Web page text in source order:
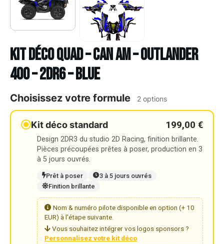
Kit déco Quad – CAN AM – OUTLANDER
400 – 2DR6 – BLUE
Choisissez votre formule 2 options
Kit déco standard 199,00 €
Design 2DR3 du studio 2D Racing, finition brillante.
Pièces précoupées prêtes à poser, production en 3
à 5 jours ouvrés.
Prêt à poser
3 à 5 jours ouvrés
Finition brillante
Nom & numéro pilote disponible en option (+ 10
EUR) à l'étape suivante.
Vous souhaitez intégrer vos logos sponsors ?
Personnalisez votre kit déco